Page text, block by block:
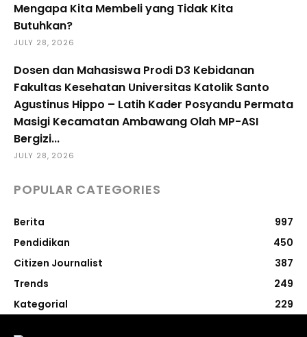
Mengapa Kita Membeli yang Tidak Kita
Butuhkan?
JULY 28, 2026
Dosen dan Mahasiswa Prodi D3 Kebidanan
Fakultas Kesehatan Universitas Katolik Santo
Agustinus Hippo – Latih Kader Posyandu Permata
Masigi Kecamatan Ambawang Olah MP-ASI
Bergizi...
JULY 28, 2026
POPULAR CATEGORIES
Berita
997
Pendidikan
450
Citizen Journalist
387
Trends
249
Kategorial
229